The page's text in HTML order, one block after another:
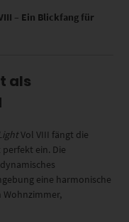
– Ein Blickfang für
als
Vol VIII fängt die
ein. Die
eine harmonische
Wohnzimmer,